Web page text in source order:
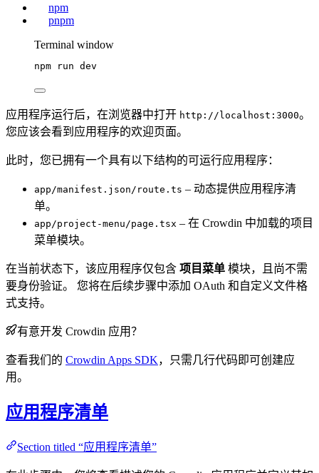
npm
pnpm
Terminal window
npm run dev
应用程序运行后，在浏览器中打开 http://localhost:3000。
您应该会看到应用程序的欢迎页面。
此时，您已拥有一个具有以下结构的可运行应用程序：
app/manifest.json/route.ts – 动态提供应用程序清
单。
app/project-menu/page.tsx – 在 Crowdin 中加载的项目
菜单模块。
在当前状态下，该应用程序仅包含 项目菜单 模块，且尚不需
要身份验证。 您将在后续步骤中添加 OAuth 和自定义文件格
式支持。
有意开发 Crowdin 应用？
查看我们的 Crowdin Apps SDK，只需几行代码即可创建应
用。
应用程序清单
Section titled “应用程序清单”